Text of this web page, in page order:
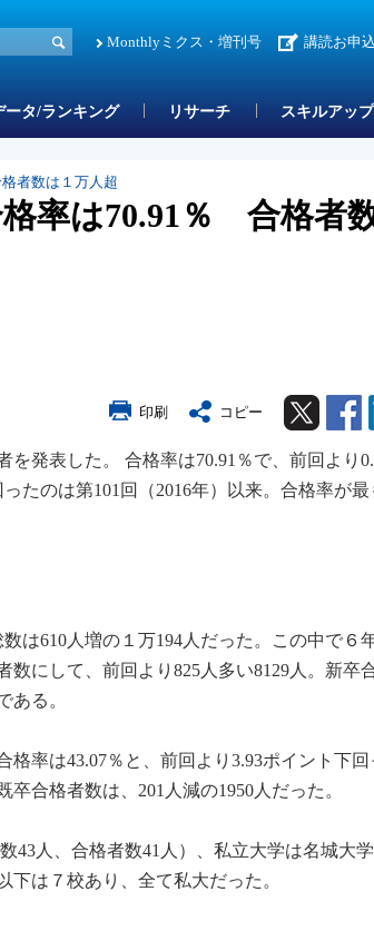
Monthlyミクス・増刊号 講読お申
ータ/ランキング リサーチ スキルアッ
者数は１万人超
率は70.91％ 合格者
印刷 コピー Twitter
発表した。 合格率は70.91％で、前回より
たのは第101回（2016年）以来。合格率が最
は610人増の１万194人だった。この中で６
数にして、前回より825人多い8129人。新卒
ある。
率は43.07％と、前回より3.93ポイント下回
合格者数は、201人減の1950人だった。
43人、合格者数41人）、私立大学は名城大
下は７校あり、全て私大だった。